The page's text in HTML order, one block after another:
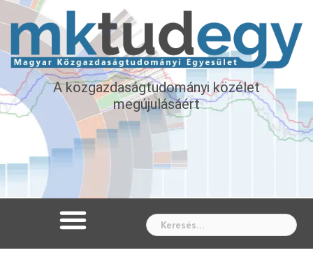
A közgazdaságtudományi közélet
megújulásáért